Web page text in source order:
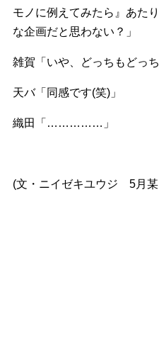
モノに例えてみたら』あた
な企画だと思わない？」
雑賀「いや、どっちもどっ
天バ「同感です(笑)」
織田「……………」
(文・ニイゼキユウジ 5月